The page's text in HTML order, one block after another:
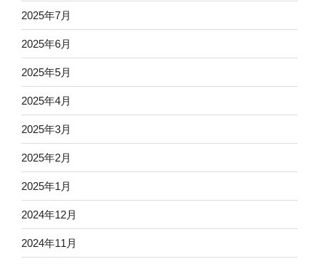
2025年7月
2025年6月
2025年5月
2025年4月
2025年3月
2025年2月
2025年1月
2024年12月
2024年11月